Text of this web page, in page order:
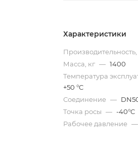
Характеристики
Масса, кг — 1400
Температура
+50 °C
Соединение —
Точка росы — -40°C
Рабочее давление —